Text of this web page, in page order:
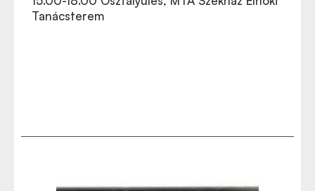
Tanácsterem